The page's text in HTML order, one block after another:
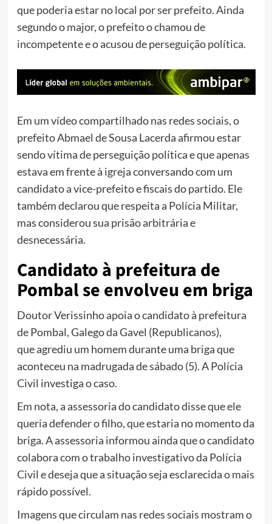
que poderia estar no local por ser prefeito. Ainda
segundo o major, o prefeito o chamou de
incompetente e o acusou de perseguição política.
Em um vídeo compartilhado nas redes sociais, o
prefeito Abmael de Sousa Lacerda afirmou estar
sendo vítima de perseguição política e que apenas
estava em frente à igreja conversando com um
candidato a vice-prefeito e fiscais do partido. Ele
também declarou que respeita a Polícia Militar,
mas considerou sua prisão arbitrária e
desnecessária.
Candidato à prefeitura de
Pombal se envolveu em briga
Doutor Verissinho apoia o candidato à prefeitura
de Pombal, Galego da Gavel (Republicanos),
que agrediu um homem durante uma briga que
aconteceu na madrugada de sábado (5). A Polícia
Civil investiga o caso.
Em nota, a assessoria do candidato disse que ele
queria defender o filho, que estaria no momento da
briga. A assessoria informou ainda que o candidato
colabora com o trabalho investigativo da Polícia
Civil e deseja que a situação seja esclarecida o mais
rápido possível.
Imagens que circulam nas redes sociais mostram o